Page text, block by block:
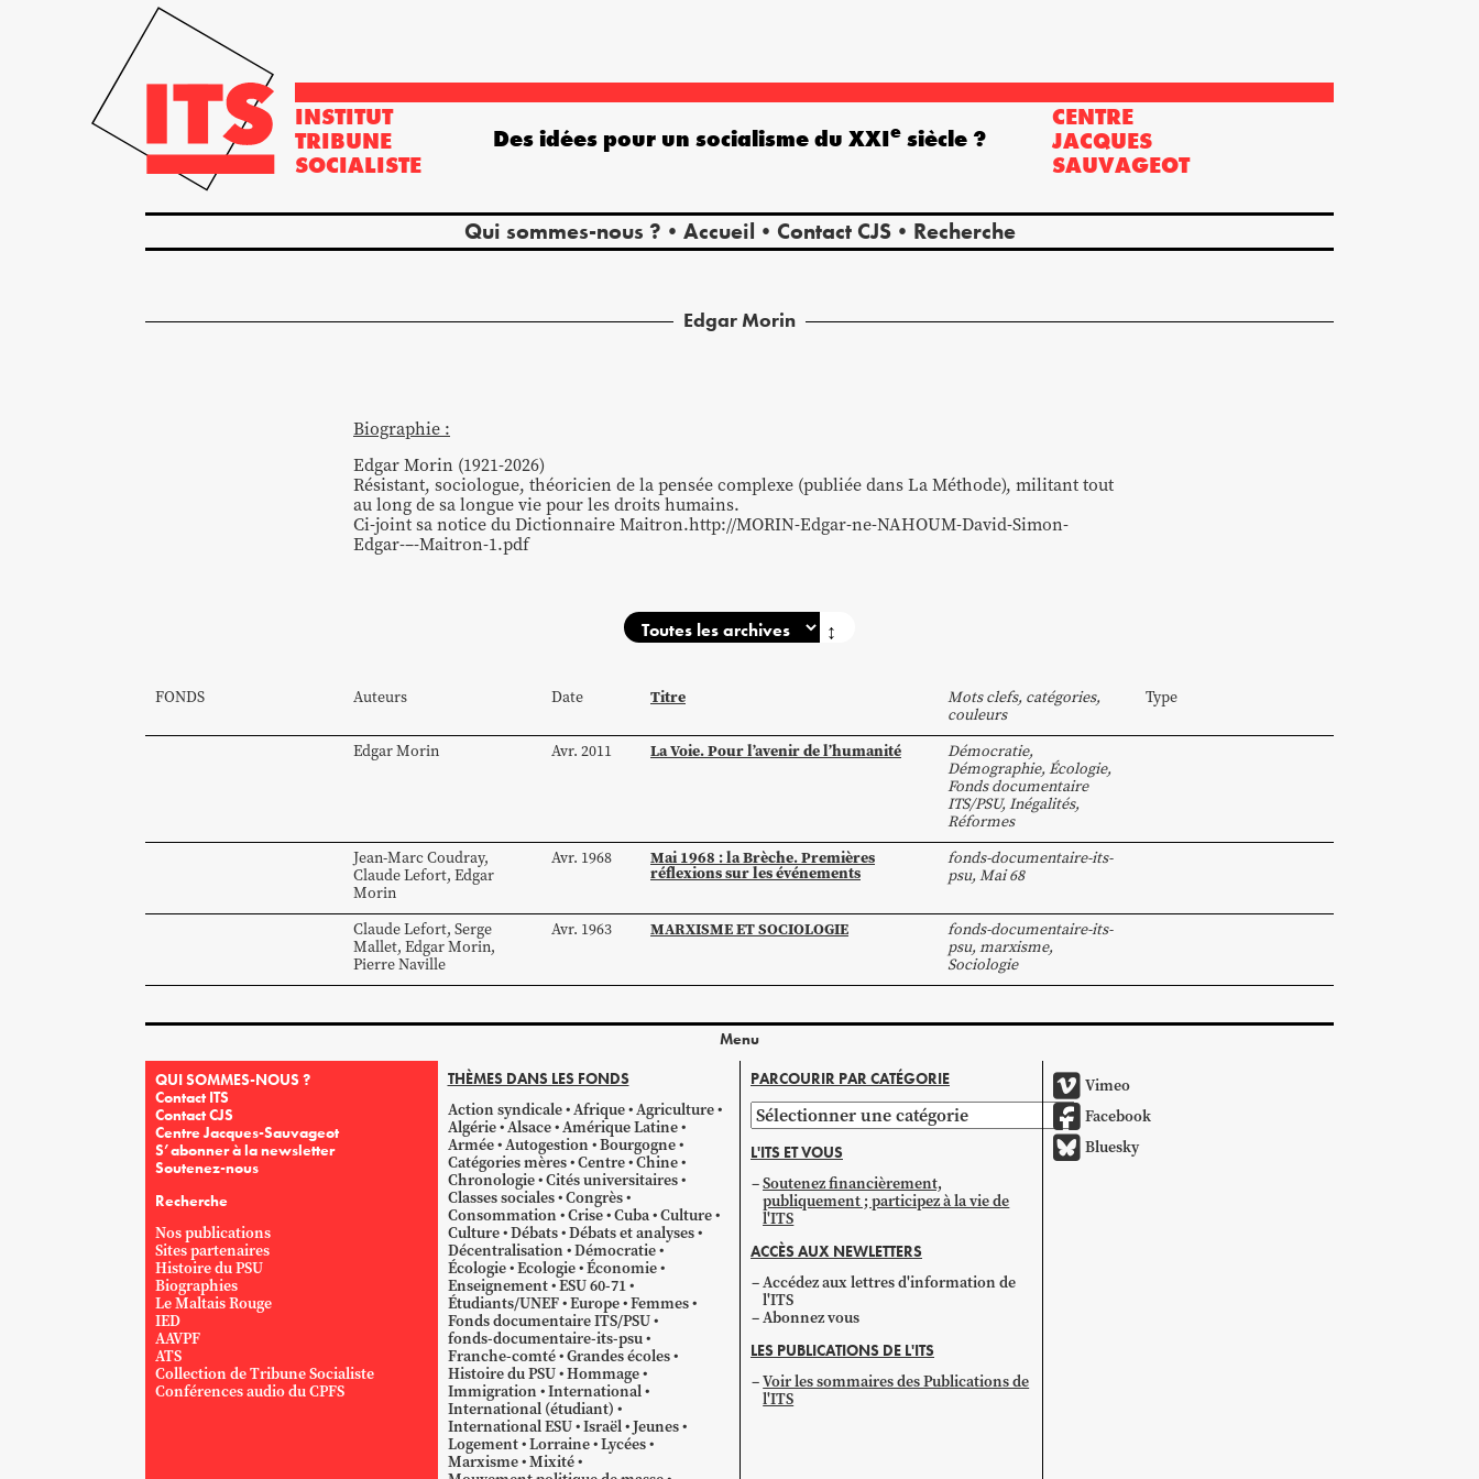
INSTITUT
TRIBUNE
SOCIALISTE
CENTRE
JACQUES
SAUVAGEOT
Qui sommes-nous ? Accueil Contact CJS Recherche
Des idées pour un socialisme du XXIe siècle ?
EdgarMorin
Biographie :
Edgar Morin (1921-2026)
Résistant, sociologue, théoricien de la pensée complexe (publiée dans La Méthode), militant tout
au long de sa longue vie pour les droits humains.
Ci-joint sa notice du Dictionnaire Maitron.http://MORIN-Edgar-ne-NAHOUM-David-Simon-
Edgar-–-Maitron-1.pdf
↕
FONDS Auteurs Date Titre
Mots clefs, catégories,
couleurs
Type
EdgarMorin Avr. 2011 La Voie. Pour l’avenir de l’humanité Démocratie,
Démographie, Écologie,
Fonds documentaire
ITS/PSU, Inégalités,
Réformes
Jean-MarcCoudray,
ClaudeLefort, Edgar
Morin
Avr. 1968 Mai 1968 : la Brèche. Premières
réflexions sur les événements
fonds-documentaire-its-
psu, Mai 68
ClaudeLefort, Serge
Mallet, EdgarMorin,
PierreNaville
Avr. 1963 MARXISME ET SOCIOLOGIE
fonds-documentaire-its-
psu, marxisme,
Sociologie
Menu
QUI SOMMES-NOUS ?
Contact ITS
Contact CJS
Centre Jacques-Sauvageot
S’abonner à la newsletter
Soutenez-nous
Recherche
Nos publications
Sites partenaires
Histoire du PSU
Biographies
Le Maltais Rouge
IED
AAVPF
ATS
Collection de Tribune Socialiste
Conférences audio du CPFS
THÈMES DANS LES FONDS
Action syndicale Afrique Agriculture
Algérie Alsace Amérique Latine
Armée Autogestion Bourgogne
Catégories mères Centre Chine
Chronologie Cités universitaires
Classes sociales Congrès
Consommation Crise Cuba Culture
Culture Débats Débats et analyses
Décentralisation Démocratie
Écologie Ecologie Économie
Enseignement ESU 60-71
Étudiants/UNEF Europe Femmes
Fonds documentaire ITS/PSU
fonds-documentaire-its-psu
Franche-comté Grandes écoles
Histoire du PSU Hommage
Immigration International
International (étudiant)
International ESU Israël Jeunes
Logement Lorraine Lycées
Marxisme Mixité
PARCOURIR PAR CATÉGORIE
Parcourir
par
catégorie
L'ITS ET VOUS
Soutenez financièrement,
publiquement ; participez à la vie de
l'ITS
ACCÈS AUX NEWLETTERS
Accédez aux lettres d'information de
l'ITS
Abonnez vous
LES PUBLICATIONS DE L'ITS
Voir les sommaires des Publications de
l'ITS
Vimeo
Facebook
Bluesky